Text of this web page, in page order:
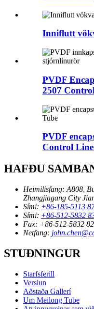
Inniflutt
PVDF
2507
PVDF
Control
HAFÐU
Heimilisfang: A808,
Zhangjiagang City
Sími: +86-185-5113
Sími: +86-512-5832
Fax: +86-512-5832
Netfang:
STUÐNINGUR
Starfsferill
Verslun
Aðstaða Gallerí
Um Meilong Tube